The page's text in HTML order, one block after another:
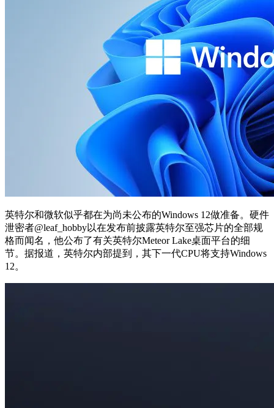
英特尔和微软似乎都在为尚未公布的Windows 12做准备。硬件
泄密者@leaf_hobby以在发布前披露英特尔至强芯片的全部规
格而闻名，他公布了有关英特尔Meteor Lake桌面平台的细
节。据报道，英特尔内部提到，其下一代CPU将支持Windows
12。